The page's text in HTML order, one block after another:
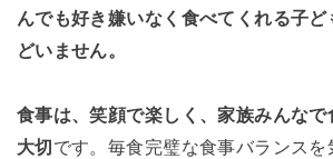
んでも好き嫌いなく食べてくれる子
どいません。
食事は、笑顔で楽しく、家族みんな
大切です。毎食完璧な食事バランス